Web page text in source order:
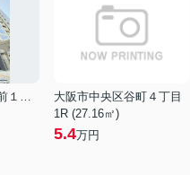
大阪市中央区大手前１丁目
大阪市中央区谷町４丁目
1R (27.16㎡)
5.4万円